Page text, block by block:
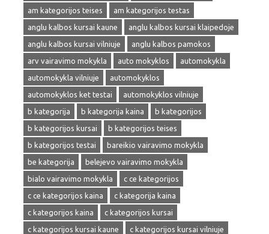
am kategorijos teises
am kategorijos testas
anglu kalbos kursai kaune
anglu kalbos kursai klaipedoje
anglu kalbos kursai vilniuje
anglu kalbos pamokos
arv vairavimo mokykla
auto mokyklos
automokykla
automokykla vilniuje
automokyklos
automokyklos ket testai
automokyklos vilniuje
b kategorija
b kategorija kaina
b kategorijos
b kategorijos kursai
b kategorijos teises
b kategorijos testai
bareikio vairavimo mokykla
be kategorija
belejevo vairavimo mokykla
bialo vairavimo mokykla
c ce kategorijos
c ce kategorijos kaina
c kategorija kaina
c kategorijos kaina
c kategorijos kursai
c kategorijos kursai kaune
c kategorijos kursai vilniuje